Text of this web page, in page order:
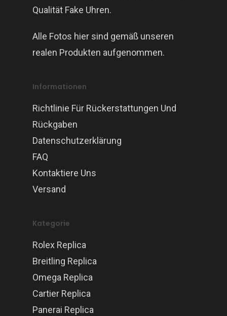
Qualität Fake Uhren.
Alle Fotos hier sind gemäß unseren
realen Produkten aufgenommen.
Informationen
Richtlinie Für Rückerstattungen Und
Rückgaben
Datenschutzerklärung
FAQ
Kontaktiere Uns
Versand
Kategorie
Rolex Replica
Breitling Replica
Omega Replica
Cartier Replica
Panerai Replica